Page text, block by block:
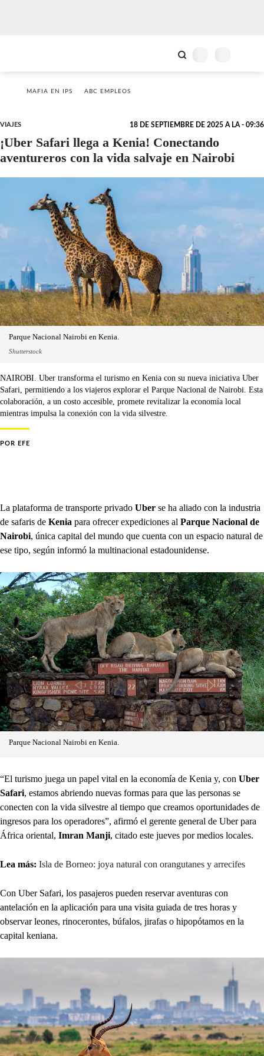
MAFIA EN IPS ABC EMPLEOS
VIAJES 18 DE SEPTIEMBRE DE 2025 A LA - 09:36
¡Uber Safari llega a Kenia! Conectando
aventureros con la vida salvaje en Nairobi
Parque Nacional Nairobi en Kenia.
Shutterstock
NAIROBI. Uber transforma el turismo en Kenia con su nueva iniciativa Uber
Safari, permitiendo a los viajeros explorar el Parque Nacional de Nairobi. Esta
colaboración, a un costo accesible, promete revitalizar la economía local
mientras impulsa la conexión con la vida silvestre.
POR EFE
La plataforma de transporte privado Uber se ha aliado con la industria
de safaris de Kenia para ofrecer expediciones al Parque Nacional de
Nairobi, única capital del mundo que cuenta con un espacio natural de
ese tipo, según informó la multinacional estadounidense.
Parque Nacional Nairobi en Kenia.
“El turismo juega un papel vital en la economía de Kenia y, con Uber
Safari, estamos abriendo nuevas formas para que las personas se
conecten con la vida silvestre al tiempo que creamos oportunidades de
ingresos para los operadores”, afirmó el gerente general de Uber para
África oriental, Imran Manji, citado este jueves por medios locales.
Lea más: Isla de Borneo: joya natural con orangutanes y arrecifes
Con Uber Safari, los pasajeros pueden reservar aventuras con
antelación en la aplicación para una visita guiada de tres horas y
observar leones, rinocerontes, búfalos, jirafas o hipopótamos en la
capital keniana.